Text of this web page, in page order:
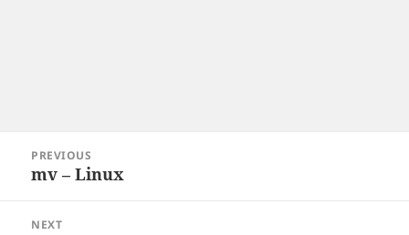
navigation
PREVIOUS
Previous
mv – Linux
NEXT